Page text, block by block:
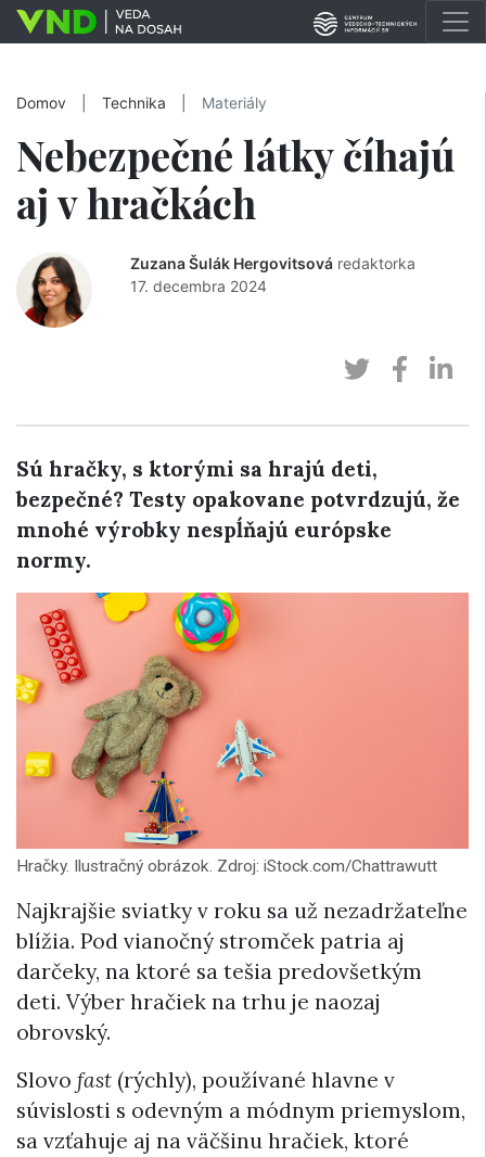
Domov Technika Materiály
Nebezpečné látky číhajú
aj v hračkách
Zuzana Šulák Hergovitsová redaktorka
17. decembra 2024
Sú hračky, s ktorými sa hrajú deti,
bezpečné? Testy opakovane potvrdzujú, že
mnohé výrobky nespĺňajú európske
normy.
Hračky. Ilustračný obrázok. Zdroj: iStock.com/Chattrawutt
Najkrajšie sviatky v roku sa už nezadržateľne
blížia. Pod vianočný stromček patria aj
darčeky, na ktoré sa tešia predovšetkým
deti. Výber hračiek na trhu je naozaj
obrovský.
Slovo fast (rýchly), používané hlavne v
súvislosti s odevným a módnym priemyslom,
sa vzťahuje aj na väčšinu hračiek, ktoré